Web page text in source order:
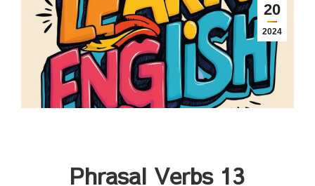
20
2024
Phrasal Verbs 13